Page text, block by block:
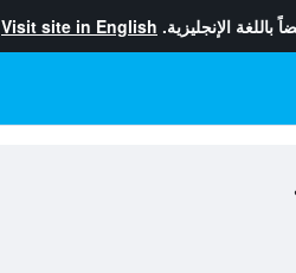
باللغة الإنجليزية. Visit site in English